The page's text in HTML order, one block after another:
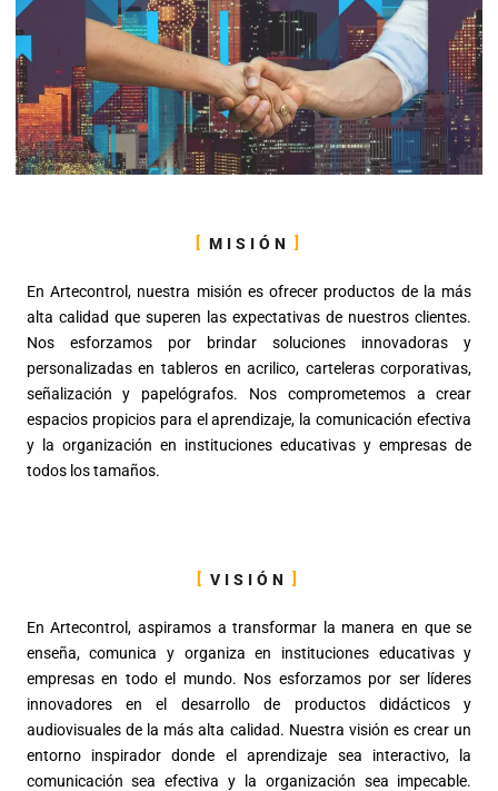
MISIÓN
En Artecontrol, nuestra misión es ofrecer productos de la más
alta calidad que superen las expectativas de nuestros clientes.
Nos esforzamos por brindar soluciones innovadoras y
personalizadas en tableros en acrilico, carteleras corporativas,
señalización y papelógrafos. Nos comprometemos a crear
espacios propicios para el aprendizaje, la comunicación efectiva
y la organización en instituciones educativas y empresas de
todos los tamaños.
VISIÓN
En Artecontrol, aspiramos a transformar la manera en que se
enseña, comunica y organiza en instituciones educativas y
empresas en todo el mundo. Nos esforzamos por ser líderes
innovadores en el desarrollo de productos didácticos y
audiovisuales de la más alta calidad. Nuestra visión es crear un
entorno inspirador donde el aprendizaje sea interactivo, la
comunicación sea efectiva y la organización sea impecable.